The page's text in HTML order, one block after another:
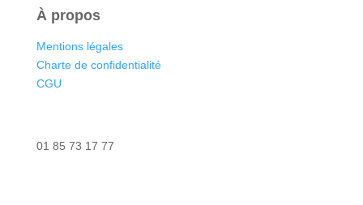
À propos
Mentions légales
Charte de confidentialité
CGU
01 85 73 17 77